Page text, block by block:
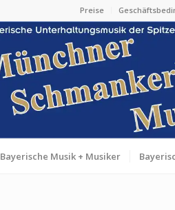
Preise
Bayerische Musik + Musiker